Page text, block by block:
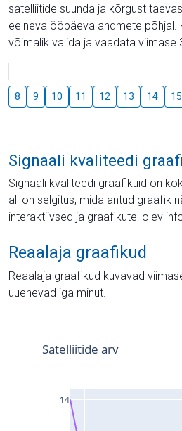
satelliitide suunda ja kõrgust
eelneva ööpäeva andmete põhjal.
võimalik valida ja vaadata viimase
8 9 10 11 12 13 14 15
Signaali kvaliteedi
Signaali kvaliteedi graafikuid on
all on selgitus, mida antud graafik
interaktiivsed ja graafikutel olev
Reaalaja graafikud
Reaalaja graafikud kuvavad
uuenevad iga minut.